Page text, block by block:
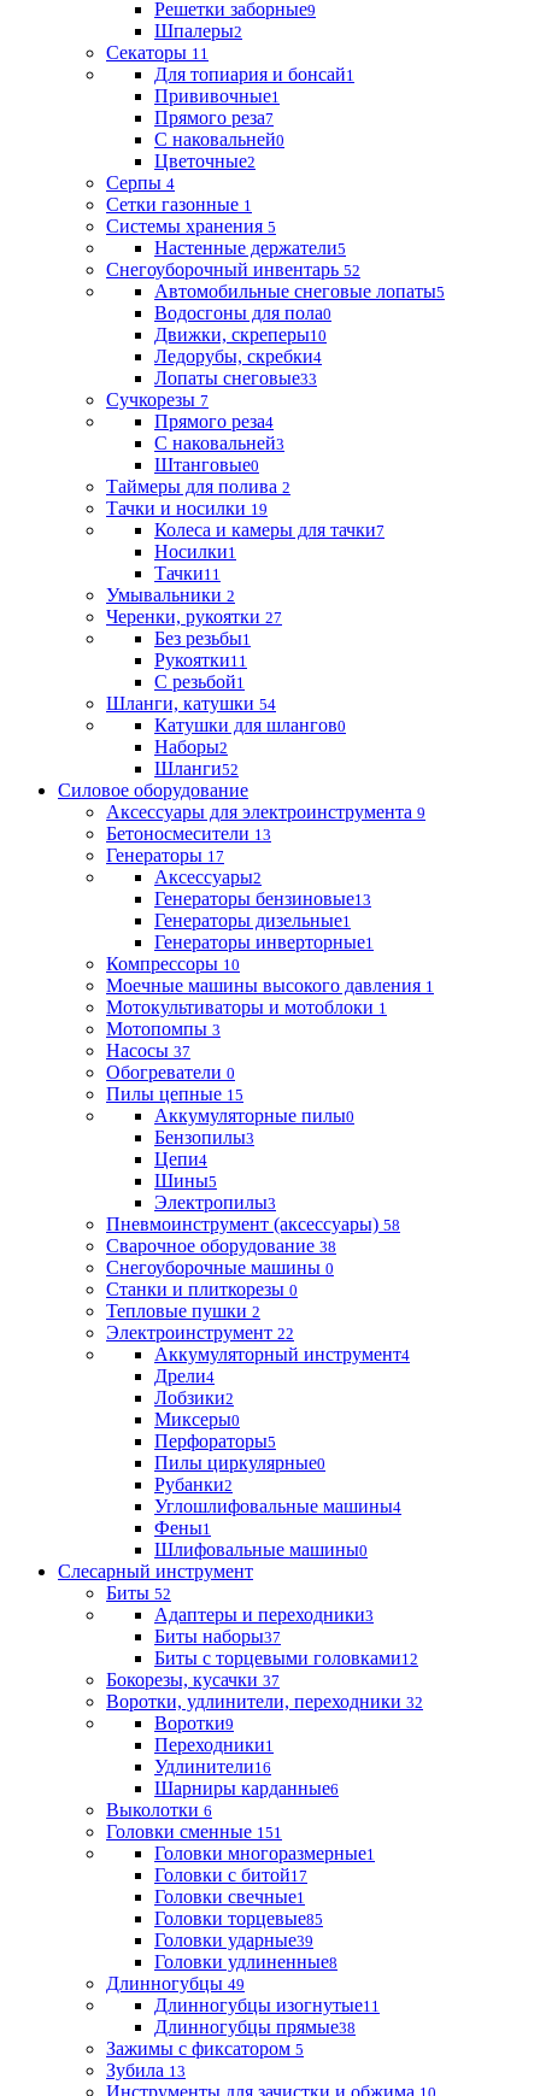
Решетки заборные9
Шпалеры2
Секаторы 11
Для топиария и бонсай1
Прививочные1
Прямого реза7
С наковальней0
Цветочные2
Серпы 4
Сетки газонные 1
Системы хранения 5
Настенные держатели5
Снегоуборочный инвентарь 52
Автомобильные снеговые лопаты5
Водосгоны для пола0
Движки, скреперы10
Ледорубы, скребки4
Лопаты снеговые33
Сучкорезы 7
Прямого реза4
С наковальней3
Штанговые0
Таймеры для полива 2
Тачки и носилки 19
Колеса и камеры для тачки7
Носилки1
Тачки11
Умывальники 2
Черенки, рукоятки 27
Без резьбы1
Рукоятки11
С резьбой1
Шланги, катушки 54
Катушки для шлангов0
Наборы2
Шланги52
Силовое оборудование
Аксессуары для электроинструмента 9
Бетоносмесители 13
Генераторы 17
Аксессуары2
Генераторы бензиновые13
Генераторы дизельные1
Генераторы инверторные1
Компрессоры 10
Моечные машины высокого давления 1
Мотокультиваторы и мотоблоки 1
Мотопомпы 3
Насосы 37
Обогреватели 0
Пилы цепные 15
Аккумуляторные пилы0
Бензопилы3
Цепи4
Шины5
Электропилы3
Пневмоинструмент (аксессуары) 58
Сварочное оборудование 38
Снегоуборочные машины 0
Станки и плиткорезы 0
Тепловые пушки 2
Электроинструмент 22
Аккумуляторный инструмент4
Дрели4
Лобзики2
Миксеры0
Перфораторы5
Пилы циркулярные0
Рубанки2
Углошлифовальные машины4
Фены1
Шлифовальные машины0
Слесарный инструмент
Биты 52
Адаптеры и переходники3
Биты наборы37
Биты с торцевыми головками12
Бокорезы, кусачки 37
Воротки, удлинители, переходники 32
Воротки9
Переходники1
Удлинители16
Шарниры карданные6
Выколотки 6
Головки сменные 151
Головки многоразмерные1
Головки с битой17
Головки свечные1
Головки торцевые85
Головки ударные39
Головки удлиненные8
Длинногубцы 49
Длинногубцы изогнутые11
Длинногубцы прямые38
Зажимы с фиксатором 5
Зубила 13
Инструменты для зачистки и обжима